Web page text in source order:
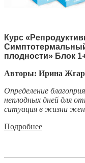
Курс
плодности» Блок
Авторы: Ирина
Определение
неплодных дней для
ситуация в жизни
Подробнее